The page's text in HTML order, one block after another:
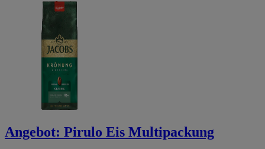
Angebot: Pirulo Eis Multipackung